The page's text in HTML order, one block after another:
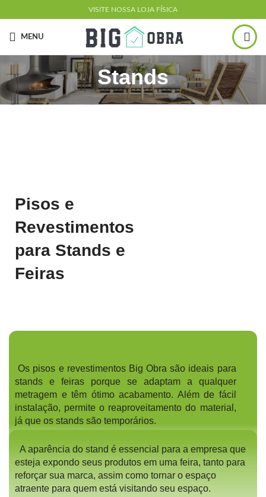
VISITE NOSSA LOJA FÍSICA
MENU
Stands
Pisos e
Revestimentos
para Stands e
Feiras
Os pisos e revestimentos Big Obra são ideais para
stands e feiras porque se adaptam a qualquer
metragem e têm ótimo acabamento. Além de fácil
instalação, permite o reaproveitamento do material,
já que os stands são temporários.
A aparência do stand é essencial para a empresa que
esteja expondo seus produtos em uma feira, tanto para
reforçar sua marca, assim como tornar o espaço
atraente para quem está visitando seu espaço.